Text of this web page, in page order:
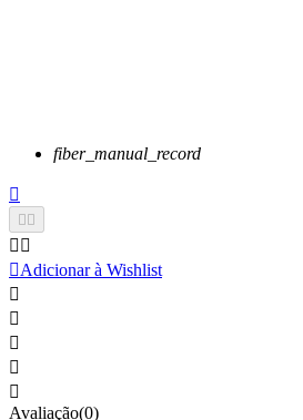
fiber_manual_record


 
Adicionar à Wishlist





Avaliação(0)